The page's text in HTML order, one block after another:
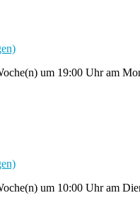
um 19:00 Uhr am
um 10:00 Uhr am